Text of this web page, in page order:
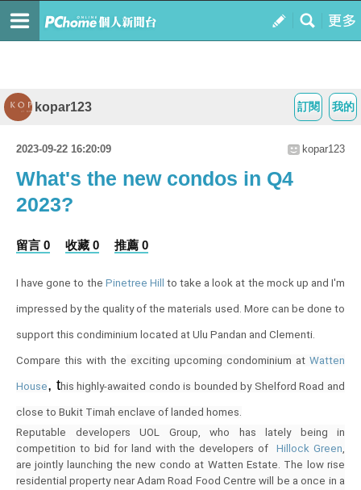
我的
訂閱
kopar123
2023-09-22 16:20:09 kopar123
What's the new condos in Q4
2023?
留言 0 收藏 0 推薦 0
I have gone to the Pinetree Hill to take a look at the mock up and I'm
impressed by the quality of the materials used. More can be done to
support this condiminium located at Ulu Pandan and Clementi.
Compare this with the exciting upcoming condominium at Watten
House, this highly-awaited condo is bounded by Shelford Road and
close to Bukit Timah enclave of landed homes.
Reputable developers UOL Group, who has lately being in
competition to bid for land with the developers ofHillock Green,
are jointly launching the new condo at Watten Estate. The low rise
residential property near Adam Road Food Centre will be a once in a